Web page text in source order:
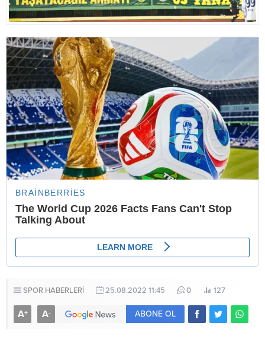
SPOR HABERLERİ 25.08.2022 11:45 0 127
A+ A- ABONE OL